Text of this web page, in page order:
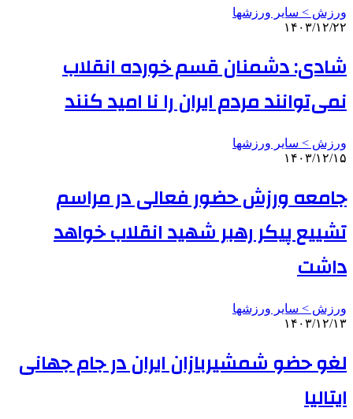
ورزش > سایر ورزشها
۱۴۰۳/۱۲/۲۲
شادی: دشمنان قسم خورده انقلاب
نمی‌توانند مردم ایران را نا امید کنند
ورزش > سایر ورزشها
۱۴۰۳/۱۲/۱۵
جامعه ورزش حضور فعالی در مراسم
تشییع پیکر رهبر شهید انقلاب خواهد
داشت
ورزش > سایر ورزشها
۱۴۰۳/۱۲/۱۳
لغو حضو شمشیربازان ایران در جام جهانی
ایتالیا